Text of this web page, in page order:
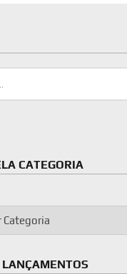
CATEGORIA